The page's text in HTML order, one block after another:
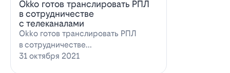
Оkko готов транслировать РПЛ
в сотрудничестве
с телеканалами
Оkko готов транслировать РПЛ
в сотрудничестве
с каналамиВидеосервис Okko
31 октября 2021